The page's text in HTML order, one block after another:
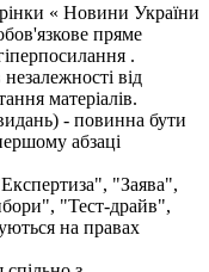
« Новини України
пряме
.
від
матеріалів.
- повинна бути
абзаці
"Заява",
"Тест-драйв",
на правах